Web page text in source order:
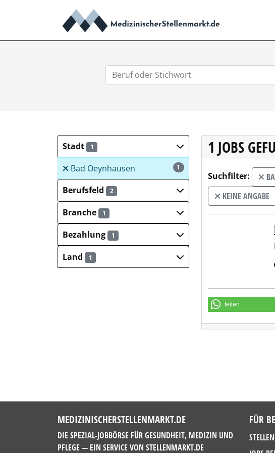
Stadt 1
1
Bad Oeynhausen
Berufsfeld
2
Branche 1
Bezahlung 1
Land 1
1 JOBS
Suchfilter:
KEINE ANGABE
Klinik am
teilen
MEDIZINISCHERSTELLENMARKT.DE
DIE SPEZIAL-JOBBÖRSE FÜR GESUNDHEIT, MEDIZIN UND
PFLEGE — EIN SERVICE VON STELLENMARKT.DE
FÜR